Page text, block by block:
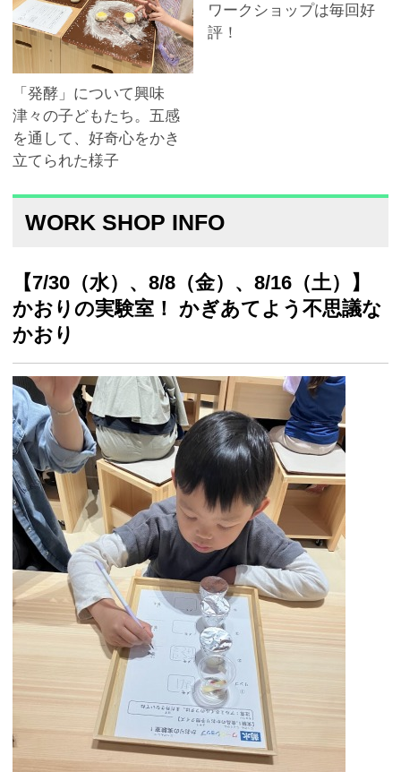
「発酵」について興味
津々の子どもたち。五感
を通して、好奇心をかき
立てられた様子
ワークショップは毎回好
評！
WORK SHOP INFO
【7/30（水）、8/8（金）、8/16（土）】
かおりの実験室！ かぎあてよう不思議な
かおり